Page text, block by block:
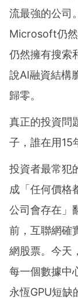
流最強的公司
Microsoft仍
仍然擁有搜索
說AI融資結構
歸零。
真正的投資問
子，誰在用15
投資者最常犯
成「任何價格
公司會存在」
前，互聯網確
網股票。今天
每一個數據中
永恆GPU短缺